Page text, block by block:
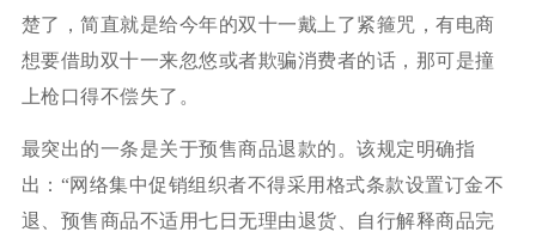
楚了，简直就是给今年的双十一戴上了紧箍咒，有电商
想要借助双十一来忽悠或者欺骗消费者的话，那可是撞
上枪口得不偿失了。
最突出的一条是关于预售商品退款的。该规定明确指
出：“网络集中促销组织者不得采用格式条款设置订金不
退、预售商品不适用七日无理由退货、自行解释商品完